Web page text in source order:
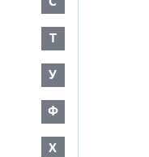
Т
У
Ф
Х